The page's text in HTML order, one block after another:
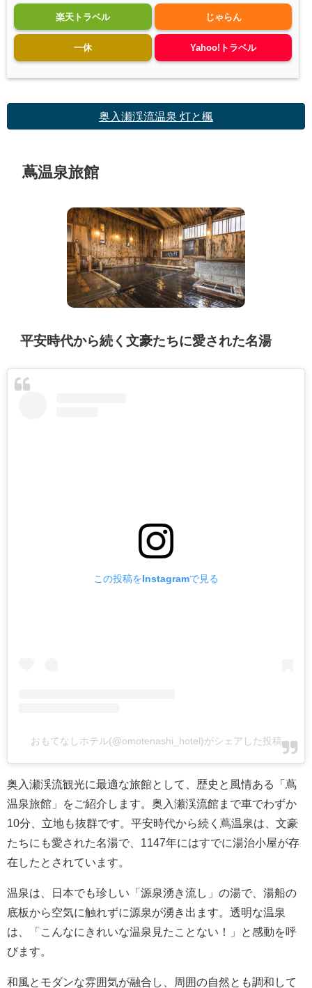
楽天トラベル じゃらん
一休 Yahoo!トラベル
奥入瀬渓流温泉 灯と楓
蔦温泉旅館
平安時代から続く文豪たちに愛された名湯
この投稿をInstagramで見る
おもてなしホテル(@omotenashi_hotel)がシェアした投稿
奥入瀬渓流観光に最適な旅館として、歴史と風情ある「蔦
温泉旅館」をご紹介します。奥入瀬渓流館まで車でわずか
10分、立地も抜群です。平安時代から続く蔦温泉は、文豪
たちにも愛された名湯で、1147年にはすでに湯治小屋が存
在したとされています。
温泉は、日本でも珍しい「源泉湧き流し」の湯で、湯船の
底板から空気に触れずに源泉が湧き出ます。透明な温泉
は、「こんなにきれいな温泉見たことない！」と感動を呼
びます。
和風とモダンな雰囲気が融合し、周囲の自然とも調和して